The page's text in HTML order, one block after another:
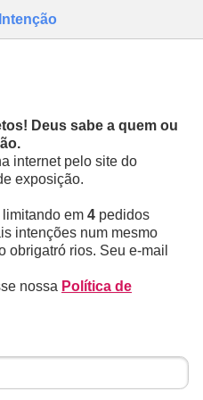
Deus sabe a quem ou
internet pelo site do
exposição.
em 4 pedidos
intenções num mesmo
obrigatró rios. Seu e-mail
nossa Política de